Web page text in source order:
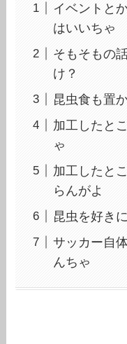
イベントと
はいいちゃ
そもそもの
け？
昆虫食も置
加工したと
ゃ
加工したと
らんがよ
昆虫を好き
サッカー自
んちゃ